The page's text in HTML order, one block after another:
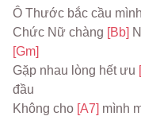
Ô Thước bắc cầu
Chức Nữ chàng [Bb]
[Gm]
Gặp nhau lòng hết ưu
đầu
Không cho [A7] mình